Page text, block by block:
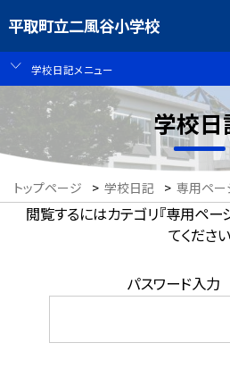
平取町立二風谷小学校
学校日記メニュー
学校日
トップページ > 学校日記 > 専用ペー
閲覧するにはカテゴリ『専用ペー
てください
パスワード入力